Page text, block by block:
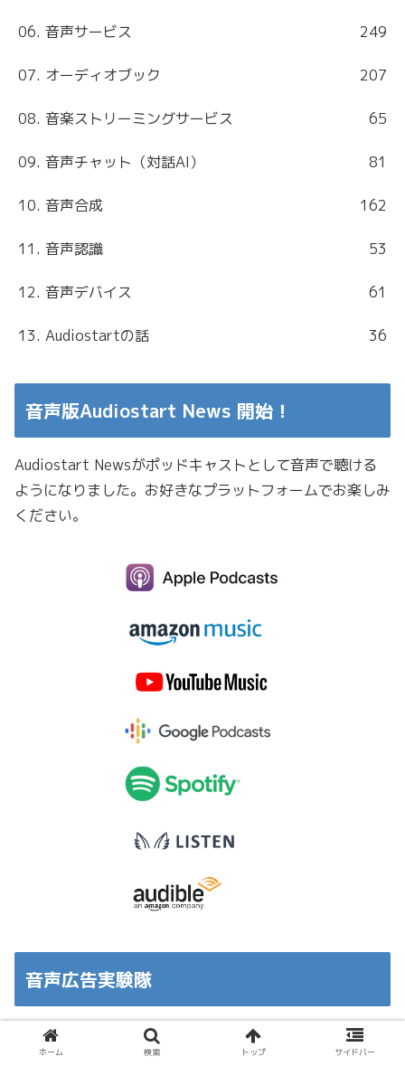
06. 音声サービス 249
07. オーディオブック 207
08. 音楽ストリーミングサービス 65
09. 音声チャット（対話AI） 81
10. 音声合成 162
11. 音声認識 53
12. 音声デバイス 61
13. Audiostartの話 36
音声版Audiostart News 開始！
Audiostart Newsがポッドキャストとして音声で聴ける
ようになりました。お好きなプラットフォームでお楽しみ
ください。
音声広告実験隊
ホーム 検索 トップ サイドバー